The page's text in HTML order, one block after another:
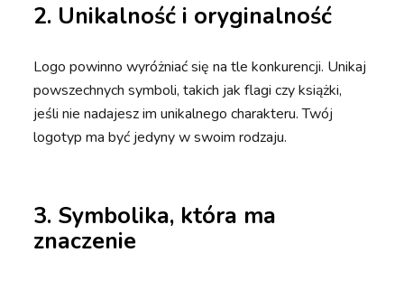
2. Unikalność i oryginalność
Logo powinno wyróżniać się na tle konkurencji. Unikaj
powszechnych symboli, takich jak flagi czy książki,
jeśli nie nadajesz im unikalnego charakteru. Twój
logotyp ma być jedyny w swoim rodzaju.
3. Symbolika, która ma
znaczenie